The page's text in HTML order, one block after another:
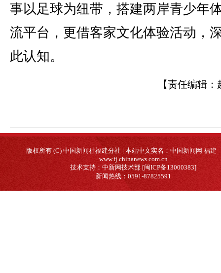
事以足球为纽带，搭建两岸青少年
流平台，更借客家文化体验活动，
此认知。
【责任编辑：
版权所有 (C) 中国新闻社福建分社 | 本站中文实名：中国新闻网|福建
www.fj.chinanews.com.cn
技术支持：中新网技术部 [闽ICP备13000383]
新闻热线：0591-87825591